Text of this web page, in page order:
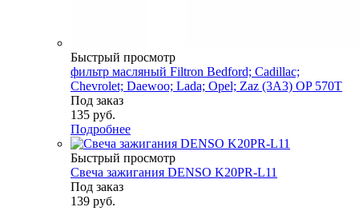
Быстрый просмотр
фильтр масляный Filtron Bedford; Cadillac;
Chevrolet; Daewoo; Lada; Opel; Zaz (3A3) OP 570T
Под заказ
135 руб.
Подробнее
Быстрый просмотр
Свеча зажигания DENSO K20PR-L11
Под заказ
139 руб.